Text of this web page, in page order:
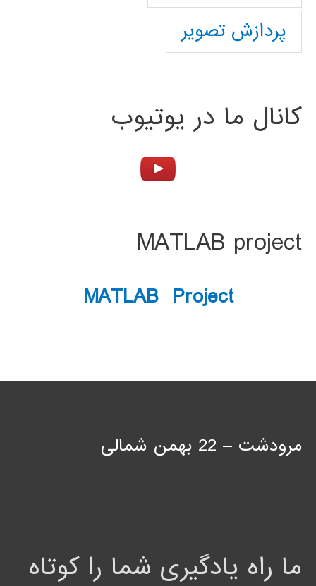
پردازش تصویر
کانال ما در یوتیوب
MATLAB project
MATLAB Project
مرودشت – 22 بهمن شمالی
ما راه یادگیری شما را کوتاه